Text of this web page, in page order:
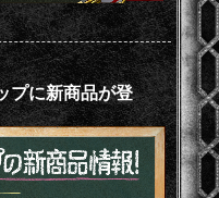
プに新商品が登